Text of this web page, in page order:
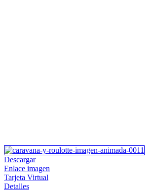
Descargar
Enlace imagen
Tarjeta Virtual
Detalles